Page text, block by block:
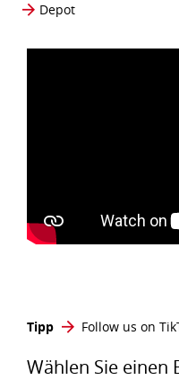
Depot
Tipp Follow us on
Wählen Sie einen